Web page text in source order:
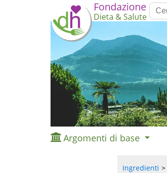
Fondazione
Dieta & Salute
Argomenti di base
Ingredienti